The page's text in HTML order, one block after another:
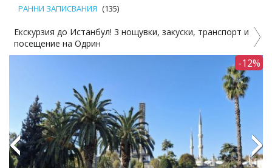
РАННИ ЗАПИСВАНИЯ (135)
закуски, транспорт и
Екскрзия до Истанбул! 3 нощ. в